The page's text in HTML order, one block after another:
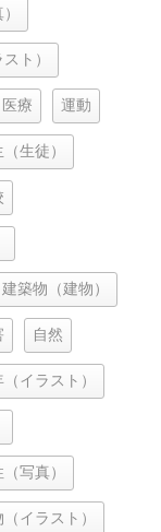
ト）
医療 運動
生徒）
建築物（建物）
自然
（イラスト）
写真）
（イラスト）